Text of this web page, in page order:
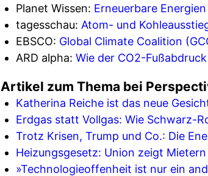
Planet Wissen: Erneuerbare Energien
tagesschau: Atom- und
EBSCO: Global Climate Coalition
ARD alpha: Wie der CO2-
Artikel zum Thema bei
Katherina Reiche ist das neue
Erdgas statt Vollgas: Wie Schwarz-
Trotz Krisen, Trump und Co.: Die
Heizungsgesetz: Union zeigt
»Technologieoffenheit ist nur ein